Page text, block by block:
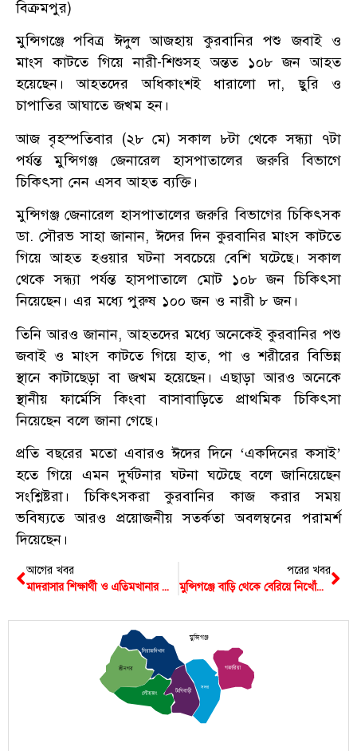
বিক্রমপুর)
মুন্সিগঞ্জে পবিত্র ঈদুল আজহায় কুরবানির পশু জবাই ও
মাংস কাটতে গিয়ে নারী-শিশুসহ অন্তত ১০৮ জন আহত
হয়েছেন। আহতদের অধিকাংশই ধারালো দা, ছুরি ও
চাপাতির আঘাতে জখম হন।
আজ বৃহস্পতিবার (২৮ মে) সকাল ৮টা থেকে সন্ধ্যা ৭টা
পর্যন্ত মুন্সিগঞ্জ জেনারেল হাসপাতালের জরুরি বিভাগে
চিকিৎসা নেন এসব আহত ব্যক্তি।
মুন্সিগঞ্জ জেনারেল হাসপাতালের জরুরি বিভাগের চিকিৎসক
ডা. সৌরভ সাহা জানান, ঈদের দিন কুরবানির মাংস কাটতে
গিয়ে আহত হওয়ার ঘটনা সবচেয়ে বেশি ঘটেছে। সকাল
থেকে সন্ধ্যা পর্যন্ত হাসপাতালে মোট ১০৮ জন চিকিৎসা
নিয়েছেন। এর মধ্যে পুরুষ ১০০ জন ও নারী ৮ জন।
তিনি আরও জানান, আহতদের মধ্যে অনেকেই কুরবানির পশু
জবাই ও মাংস কাটতে গিয়ে হাত, পা ও শরীরের বিভিন্ন
স্থানে কাটাছেড়া বা জখম হয়েছেন। এছাড়া আরও অনেকে
স্থানীয় ফার্মেসি কিংবা বাসাবাড়িতে প্রাথমিক চিকিৎসা
নিয়েছেন বলে জানা গেছে।
প্রতি বছরের মতো এবারও ঈদের দিনে ‘একদিনের কসাই’
হতে গিয়ে এমন দুর্ঘটনার ঘটনা ঘটেছে বলে জানিয়েছেন
সংশ্লিষ্টরা। চিকিৎসকরা কুরবানির কাজ করার সময়
ভবিষ্যতে আরও প্রয়োজনীয় সতর্কতা অবলম্বনের পরামর্শ
দিয়েছেন।
আগের খবর
মাদরাসার শিক্ষার্থী ও এতিমখানার শিশুদের সঙ্গে ঈদ পালন করলেন মুন্সিগঞ্জের ডিসি
পরের খবর
মুন্সিগঞ্জে বাড়ি থেকে বেরিয়ে নিখোঁজ গৃহবধূর মরদেহ মিললো নদীতে
শ্রীনগর
সিরাজদিখান
টংগিবাড়ী
সদর
গজারিয়া
লৌহজং
মুন্সিগঞ্জ